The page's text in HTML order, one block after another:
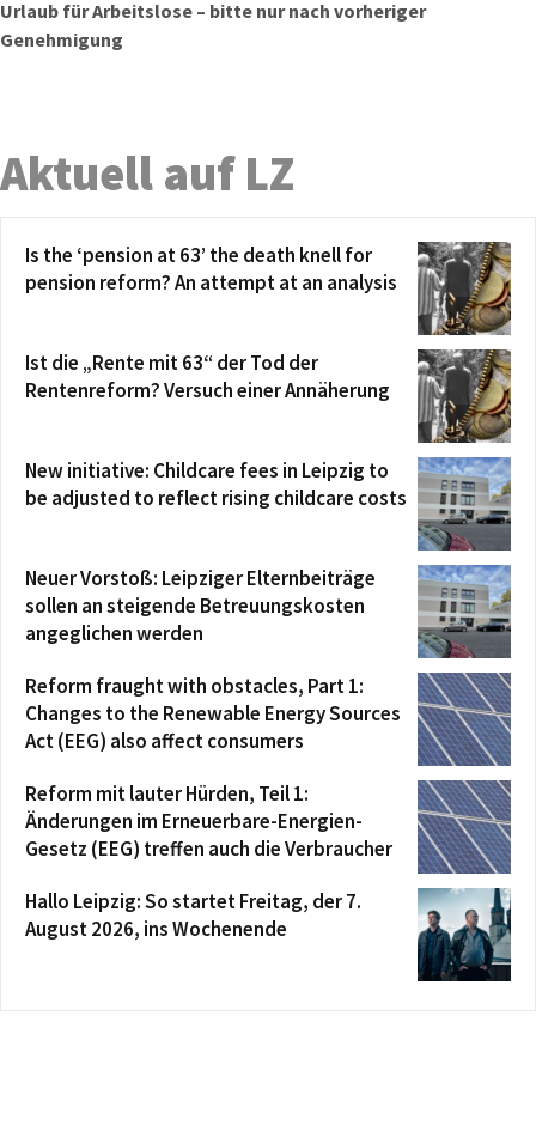
Urlaub für Arbeitslose – bitte nur nach vorheriger
Genehmigung
Aktuell auf LZ
Is the ‘pension at 63’ the death knell for
pension reform? An attempt at an analysis
Ist die „Rente mit 63“ der Tod der
Rentenreform? Versuch einer Annäherung
New initiative: Childcare fees in Leipzig to
be adjusted to reflect rising childcare costs
Neuer Vorstoß: Leipziger Elternbeiträge
sollen an steigende Betreuungskosten
angeglichen werden
Reform fraught with obstacles, Part 1:
Changes to the Renewable Energy Sources
Act (EEG) also affect consumers
Reform mit lauter Hürden, Teil 1:
Änderungen im Erneuerbare-Energien-
Gesetz (EEG) treffen auch die Verbraucher
Hallo Leipzig: So startet Freitag, der 7.
August 2026, ins Wochenende